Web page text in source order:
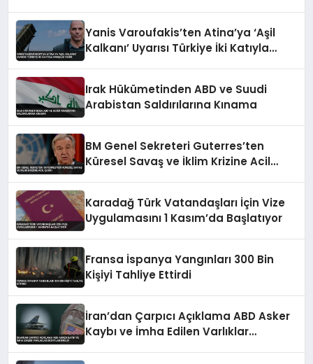
Yanis Varoufakis’ten Atina’ya ‘Aşil
Kalkanı’ Uyarısı Türkiye İki Katıyla
Irak Hükümetinden ABD ve Suudi
Arabistan Saldırılarına Kınama
BM Genel Sekreteri Guterres’ten
Küresel Savaş ve İklim Krizine Acil
Karadağ Türk Vatandaşları İçin Vize
Uygulamasını 1 Kasım’da Başlatıyor
Fransa İspanya Yangınları 300 Bin
Kişiyi Tahliye Ettirdi
İran’dan Çarpıcı Açıklama ABD Asker
Kaybı ve İmha Edilen Varlıklar